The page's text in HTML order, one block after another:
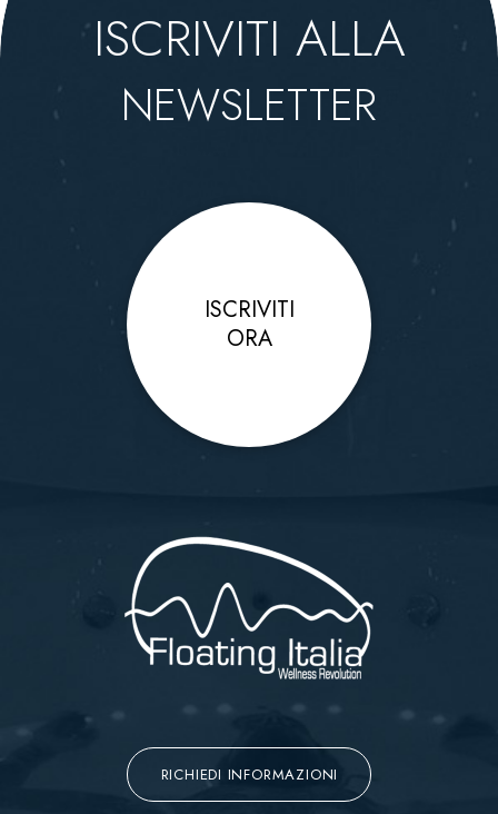
ISCRIVITI ALLA
NEWSLETTER
ISCRIVITI
ORA
RICHIEDI INFORMAZIONI